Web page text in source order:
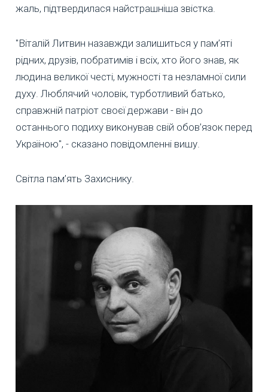
жаль, підтвердилася найстрашніша звістка.
"Віталій Литвин назавжди залишиться у пам’яті
рідних, друзів, побратимів і всіх, хто його знав, як
людина великої честі, мужності та незламної сили
духу. Люблячий чоловік, турботливий батько,
справжній патріот своєї держави - він до
останнього подиху виконував свій обов’язок перед
Україною", - сказано повідомленні вишу.
Світла пам’ять Захиснику.